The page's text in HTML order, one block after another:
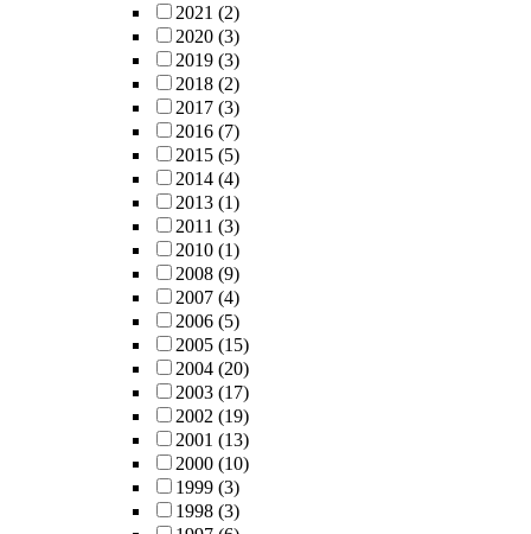
2021 (2)
2020 (3)
2019 (3)
2018 (2)
2017 (3)
2016 (7)
2015 (5)
2014 (4)
2013 (1)
2011 (3)
2010 (1)
2008 (9)
2007 (4)
2006 (5)
2005 (15)
2004 (20)
2003 (17)
2002 (19)
2001 (13)
2000 (10)
1999 (3)
1998 (3)